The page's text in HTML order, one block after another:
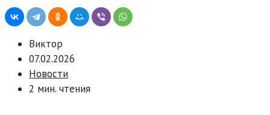
Виктор
07.02.2026
Новости
2 мин. чтения